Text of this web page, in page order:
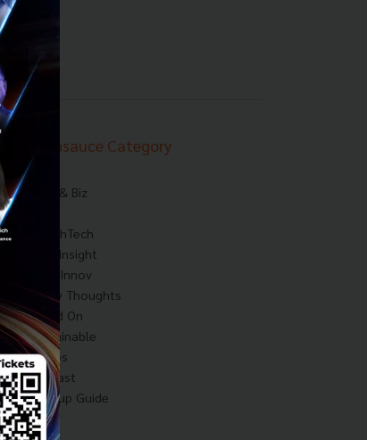
Techsauce Category
News
Tech & Biz
HealthTech
Exec Insight
Corp Innov
Saucy Thoughts
Based On
Sustainable
Videos
Podcast
Startup Guide